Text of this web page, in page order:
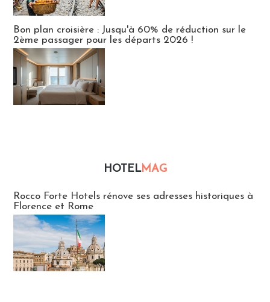
Bon plan croisière : Jusqu'à 60% de réduction sur le
2ème passager pour les départs 2026 !
HOTELMAG
Rocco Forte Hotels rénove ses adresses historiques à
Florence et Rome